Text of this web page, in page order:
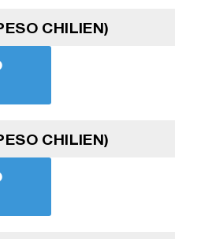
CHILIEN)
CHILIEN)